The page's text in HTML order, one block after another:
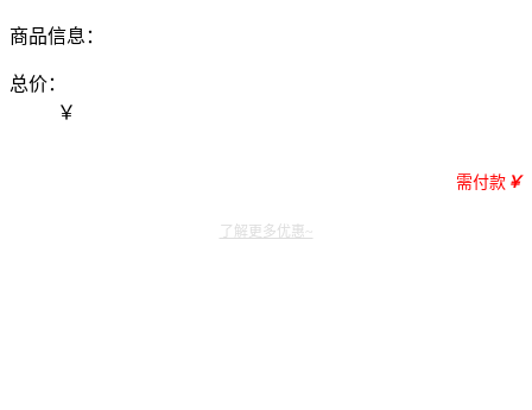
商品信息：
总价：
￥
需付款 ￥
了解更多优惠~